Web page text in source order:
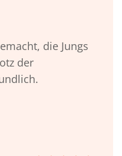
die Jungs
der